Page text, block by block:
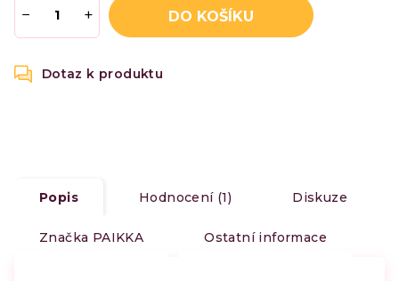
+
− DO KOŠÍKU
Popis Hodnocení (1) Diskuze
Značka PAIKKA Ostatní informace